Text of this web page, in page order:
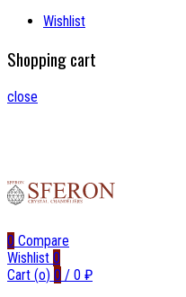
Wishlist
Shopping cart
close
0 Compare
Wishlist 0
Cart (o) 0 / 0 ₽